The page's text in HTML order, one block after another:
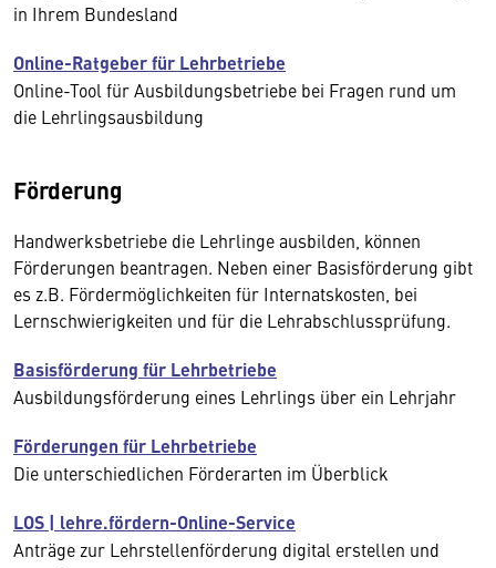
in Ihrem Bundesland
Online-Ratgeber für Lehrbetriebe
Online-Tool für Ausbildungsbetriebe bei Fragen rund um
die Lehrlingsausbildung
Förderung
Handwerksbetriebe die Lehrlinge ausbilden, können
Förderungen beantragen. Neben einer Basisförderung gibt
es z.B. Fördermöglichkeiten für Internatskosten, bei
Lernschwierigkeiten und für die Lehrabschlussprüfung.
Basisförderung für Lehrbetriebe
Ausbildungsförderung eines Lehrlings über ein Lehrjahr
Förderungen für Lehrbetriebe
Die unterschiedlichen Förderarten im Überblick
LOS | lehre.fördern-Online-Service
Anträge zur Lehrstellenförderung digital erstellen und